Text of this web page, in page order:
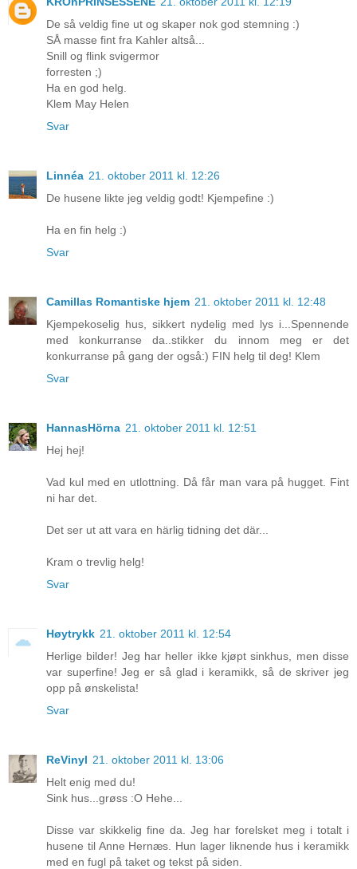
De så veldig fine ut og skaper nok god stemning :)
SÅ masse fint fra Kahler altså...
Snill og flink svigermor
forresten ;)
Ha en god helg.
Klem May Helen
Svar
Linnéa 21. oktober 2011 kl. 12:26
De husene likte jeg veldig godt! Kjempefine :)
Ha en fin helg :)
Svar
Camillas Romantiske hjem 21. oktober 2011 kl. 12:48
Kjempekoselig hus, sikkert nydelig med lys i...Spennende
med konkurranse da..stikker du innom meg er det
konkurranse på gang der også:) FIN helg til deg! Klem
Svar
HannasHörna 21. oktober 2011 kl. 12:51
Hej hej!
Vad kul med en utlottning. Då får man vara på hugget. Fint
ni har det.
Det ser ut att vara en härlig tidning det där...
Kram o trevlig helg!
Svar
Høytrykk 21. oktober 2011 kl. 12:54
Herlige bilder! Jeg har heller ikke kjøpt sinkhus, men disse
var superfine! Jeg er så glad i keramikk, så de skriver jeg
opp på ønskelista!
Svar
ReVinyl 21. oktober 2011 kl. 13:06
Helt enig med du!
Sink hus...grøss :O Hehe...
Disse var skikkelig fine da. Jeg har forelsket meg i totalt i
husene til Anne Hernæs. Hun lager liknende hus i keramikk
med en fugl på taket og tekst på siden.